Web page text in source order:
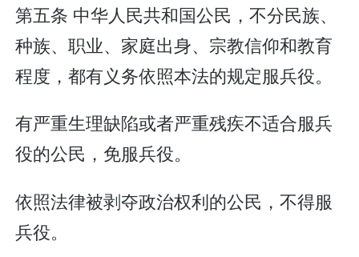
第五条 中华人民共和国公民，不分民族、
种族、职业、家庭出身、宗教信仰和教育
程度，都有义务依照本法的规定服兵役。
有严重生理缺陷或者严重残疾不适合服兵
役的公民，免服兵役。
依照法律被剥夺政治权利的公民，不得服
兵役。